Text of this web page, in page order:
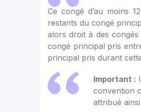
Ce congé d’au moins
restants du congé
alors droit à des
congé principal pris
principal pris durant
Important :
convention
attribué